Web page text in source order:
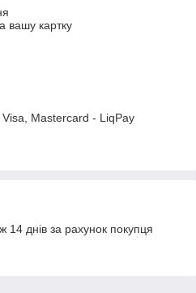
вашу картку
Mastercard - LiqPay
днів за рахунок покупця